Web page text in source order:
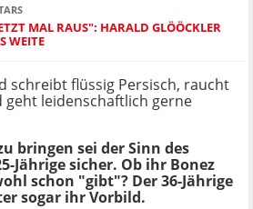
MAL RAUS": HARALD GLÖÖCKLER
WEITE
schreibt flüssig Persisch, raucht
geht leidenschaftlich gerne
bringen sei der Sinn des
Jährige sicher. Ob ihr Bonez
schon "gibt"? Der 36-Jährige
sogar ihr Vorbild.